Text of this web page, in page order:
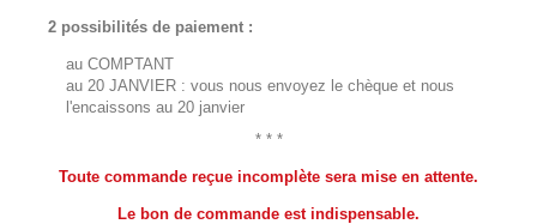
2 possibilités de paiement :
au COMPTANT
au 20 JANVIER : vous nous envoyez le chèque et nous
l'encaissons au 20 janvier
* * *
Toute commande reçue incomplète sera mise en attente.
Le bon de commande est indispensable.